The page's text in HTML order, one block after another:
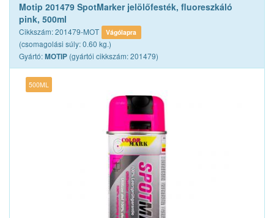
Motip 201479 SpotMarker jelölőfesték, fluoreszkáló
pink, 500ml
Cikkszám: 201479-MOT Vágólapra
(csomagolási súly: 0.60 kg.)
Gyártó:MOTIP (gyártói cikkszám: 201479)
500ML